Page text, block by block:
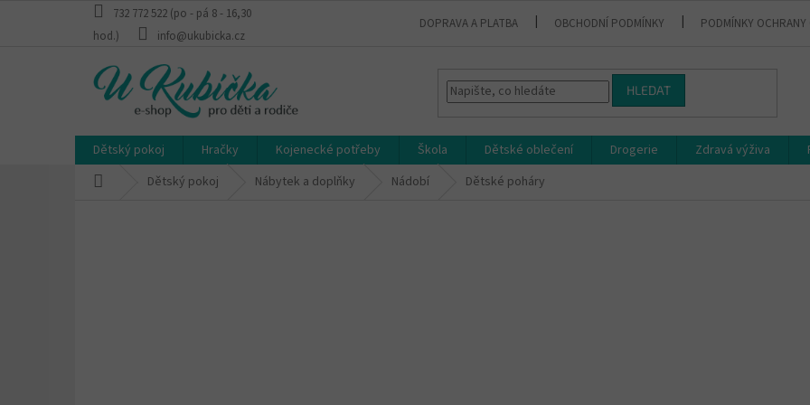
732 772 522 (po - pá 8 - 16,30
hod.)
info@ukubicka.cz
DOPRAVA A PLATBA OBCHODNÍ PODMÍNKY PODMÍNKY OCHRANY
HLEDAT
Dětský pokoj Hračky Kojenecké potřeby Škola Dětské oblečení Drogerie Zdravá výživa
Dětský pokoj Nábytek a doplňky Nádobí Dětské poháry